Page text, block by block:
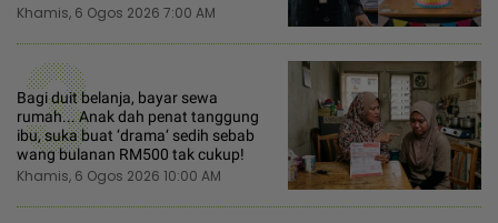
Khamis, 6 Ogos 2026 7:00 AM
3
Bagi duit belanja, bayar sewa
rumah... Anak dah penat tanggung
ibu, suka buat ‘drama‘ sedih sebab
wang bulanan RM500 tak cukup!
Khamis, 6 Ogos 2026 10:00 AM